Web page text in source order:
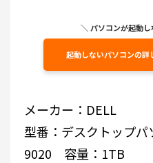
＼ パソコンが起動
起動しないパソコンの詳
メーカー：DELL
型番：デスクトップパ
9020 容量：1TB